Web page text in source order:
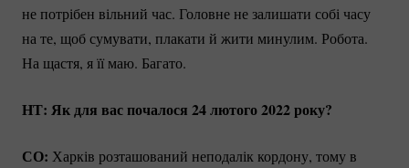
не потрібен вільний час. Головне не залишати собі часу
на те, щоб сумувати, плакати й жити минулим. Робота.
На щастя, я її маю. Багато.
НТ: Як для вас почалося 24 лютого 2022 року?
СО: Харків розташований неподалік кордону, тому в